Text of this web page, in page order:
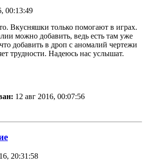
00:13:49
Вкусняшки только помогают в играх.
можно добавить, ведь есть там уже
добавить в дроп с аномалий чертежи
трудности. Надеюсь нас услышат.
12 авг 2016, 00:07:56
20:31:58